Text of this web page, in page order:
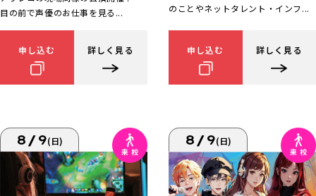
目の前で声優のお仕事を見る...
申し込む 詳しく見る
のことやネットタレント・インフ...
申し込む 詳しく見る
8/9(日) 8/9(日)